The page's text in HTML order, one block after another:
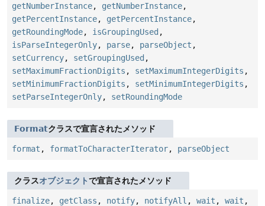
getNumberInstance, getNumberInstance,
getPercentInstance, getPercentInstance,
getRoundingMode, isGroupingUsed ,
isParseIntegerOnly, parse, parseObject ,
setCurrency, setGroupingUsed ,
setMaximumFractionDigits , setMaximumIntegerDigits ,
setMinimumFractionDigits , setMinimumIntegerDigits ,
setParseIntegerOnly, setRoundingMode
Formatクラスで宣言されたメソッド
format , formatToCharacterIterator, parseObject
クラスオブジェクトで宣言されたメソッド
finalize, getClass , notify, notifyAll , wait , wait ,